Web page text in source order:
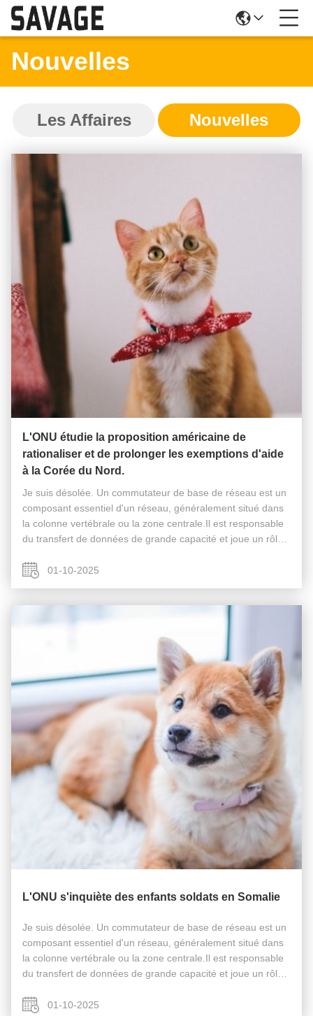
Nouvelles
Les Affaires Nouvelles
L'ONU étudie la proposition américaine de
rationaliser et de prolonger les exemptions d'aide
à la Corée du Nord.
Je suis désolée. Un commutateur de base de réseau est un
composant essentiel d'un réseau, généralement situé dans
la colonne vertébrale ou la zone centrale.Il est responsable
du transfert de données de grande capacité et joue un rôle
agissant ...01-10-2025
L'ONU s'inquiète des enfants soldats en Somalie
Je suis désolée. Un commutateur de base de réseau est un
composant essentiel d'un réseau, généralement situé dans
la colonne vertébrale ou la zone centrale.Il est responsable
du transfert de données de grande capacité et joue un rôle
agissant ...01-10-2025